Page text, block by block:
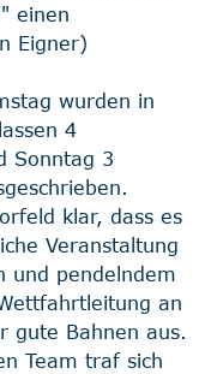
einen
Eigner)
wurden in
4
Sonntag 3
klar, dass es
Veranstaltung
und pendelndem
an
gute Bahnen aus.
Team traf sich